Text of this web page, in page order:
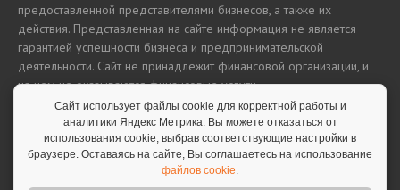
предоставленной представителями бизнесов, а также их
действия. Представленная на сайте информация не является
гарантией успешности бизнеса и предпринимательской
деятельности. Сайт не принадлежит финансовой организации, и
на нем не оказываются финансовые услуги.
Полная версия сайта
Сайт использует файлы cookie для корректной работы и
аналитики Яндекс Метрика. Вы можете отказаться от
использования cookie, выбрав соответствующие настройки в
браузере. Оставаясь на сайте, Вы соглашаетесь на использование
файлов cookie.